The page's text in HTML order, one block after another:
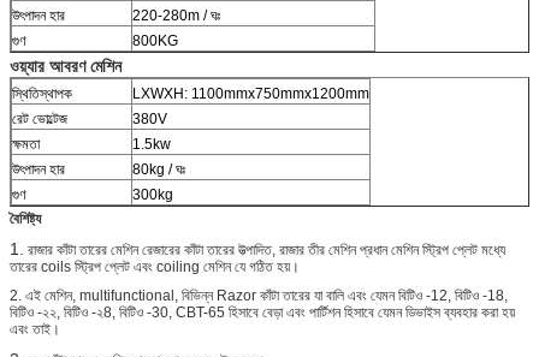
উৎপাদন হার
220-280m / ঘঃ
গুণ
800KG
ওয়্যার আবরণ মেশিন
স্থিতিস্থাপক
LXWXH: 1100mmx750mmx1200mm
রেট ভোল্টেজ
380V
ক্ষমতা
1.5kw
উৎপাদন হার
80kg / ঘঃ
গুণ
300kg
বৈশিষ্ট্য
1.
রাজার কাঁটা তারের মেশিন রেজারের কাঁটা তারের উত্পাদিত, রাজার তীর মেশিন প্রধান মেশিন স্ট্রিপ প্লেট মধ্যে
তারের coils স্ট্রিপ প্লেট এবং coiling মেশিন যে গঠিত হয়।
2. এই মেশিন, multifunctional, বিভিন্ন Razor কাঁটা তারের যা বালি এবং যেমন বিটিও -12, বিটিও -18,
বিটিও -২২, বিটিও -২8, বিটিও -30, CBT-65 হিসাবে বেড়া এবং পার্টিশন হিসাবে যেমন ডিভাইস ব্যবহার করা হয়
এবং তাই।